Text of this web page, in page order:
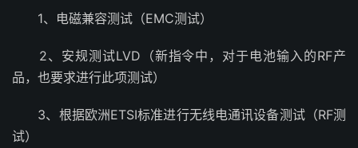
1、电磁兼容测试（EMC测试）
2、安规测试LVD（新指令中，对于电池输入的RF产
品，也要求进行此项测试）
3、根据欧洲ETSI标准进行无线电通讯设备测试（RF测
试）